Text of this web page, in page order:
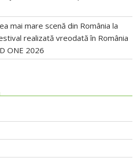
mai mare scenă din România la
realizată vreodată în România
ONE 2026